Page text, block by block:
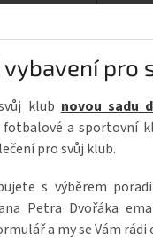
vybavení pro
klub novou sadu
fotbalové a sportovní
pro svůj klub.
s výběrem
Petra Dvořáka
a my se Vám rádi